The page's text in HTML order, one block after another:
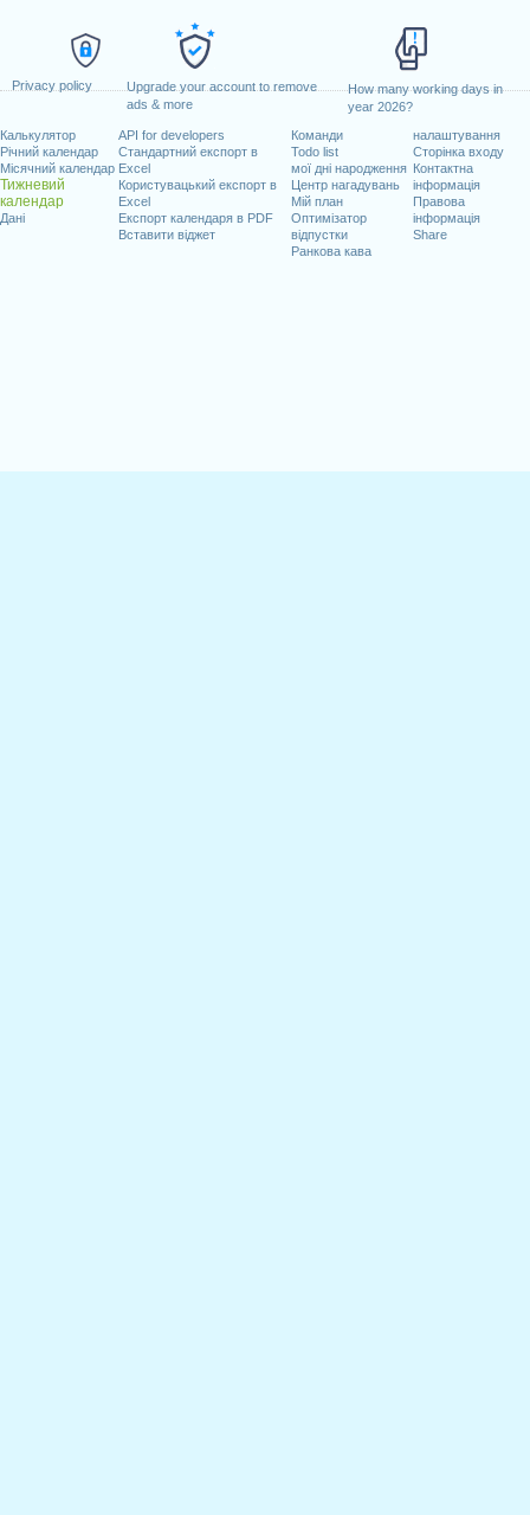
Privacy policy
Upgrade your account to remove
ads & more
How many working days in
year 2026?
Калькулятор
Річний календар
Місячний календар
Тижневий
календар
Дані
API for developers
Стандартний експорт в
Excel
Користувацький експорт в
Excel
Експорт календаря в PDF
Вставити віджет
Команди
Todo list
мої дні народження
Центр нагадувань
Мій план
Оптимізатор
відпустки
Ранкова кава
налаштування
Сторінка входу
Контактна
інформація
Правова
інформація
Share